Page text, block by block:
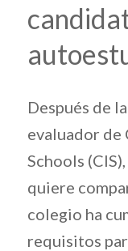
Después de
evaluador
Schools
quiere
colegio ha
requisitos